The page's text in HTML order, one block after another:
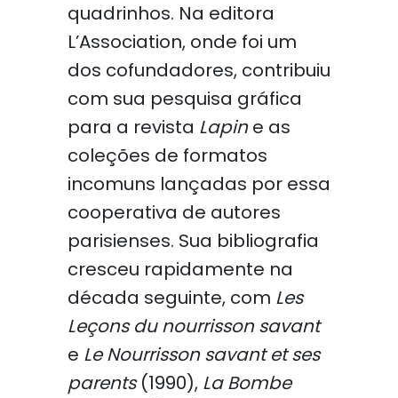
quadrinhos. Na editora
L’Association, onde foi um
dos cofundadores, contribuiu
com sua pesquisa gráfica
para a revista Lapine as
coleções de formatos
incomuns lançadas por essa
cooperativa de autores
parisienses. Sua bibliografia
cresceu rapidamente na
década seguinte, com Les
Leçons du nourrisson savant
e Le Nourrisson savant et ses
parents(1990), La Bombe